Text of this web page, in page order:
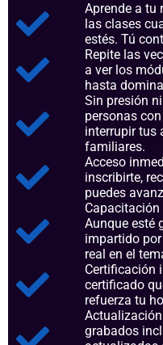
Aprende a tu
las clases
estés. Tú
Repite las
a ver los
hasta
Sin presión
personas
interrupir tus
familiares.
Acceso
inscribirte,
puedes
Capacitación
Aunque esté
impartido
real en el
Certificación
certificado
refuerza tu
grabados